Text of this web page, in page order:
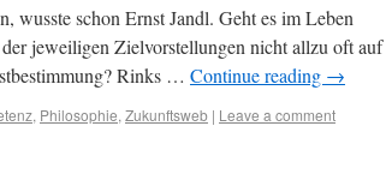
wusste schon Ernst Jandl. Geht es im Leben
jeweiligen Zielvorstellungen nicht allzu oft auf
Rinks … Continue reading →
, Philosophie, Zukunftsweb | Leave a comment